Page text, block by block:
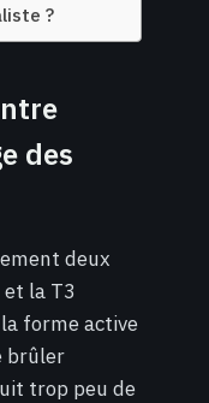
?
des
deux
la T3
forme active
brûler
trop peu de